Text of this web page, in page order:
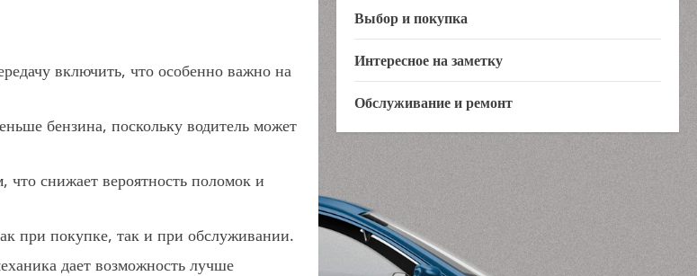
включить, что особенно важно на
бензина, поскольку водитель может
что снижает вероятность поломок и
при покупке, так и при обслуживании.
дает возможность лучше
Выбор и покупка
Интересное на заметку
Обслуживание и ремонт